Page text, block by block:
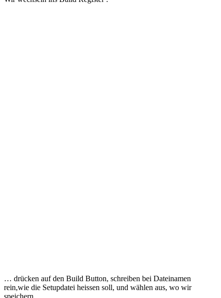
… drücken auf den Build Button, schreiben bei Dateinamen
rein,wie die Setupdatei heissen soll, und wählen aus, wo wir
speichern …